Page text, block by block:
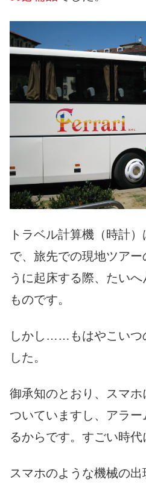
トラベル計算機（時計
で、旅先での現地ツア
うに起床する際、たい
ものです。
しかし……もはやこいつ
した。
御承知のとおり、スマ
ついていますし、アラ
るからです。すごい時代
スマホのような機械の